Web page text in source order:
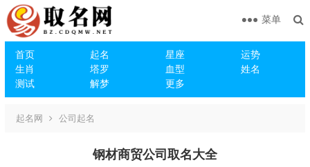
首页 起名 星座
运势
生肖
塔罗 血型
姓名
测试
解梦 更多
菜单
起名网 公司起名
钢材商贸公司取名大全